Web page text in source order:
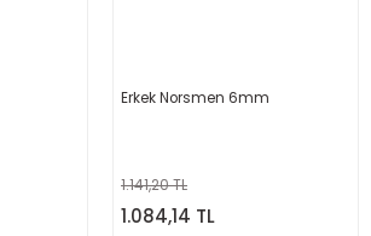
Erkek Norsmen 6mm
1.141,20 TL
1.084,14 TL